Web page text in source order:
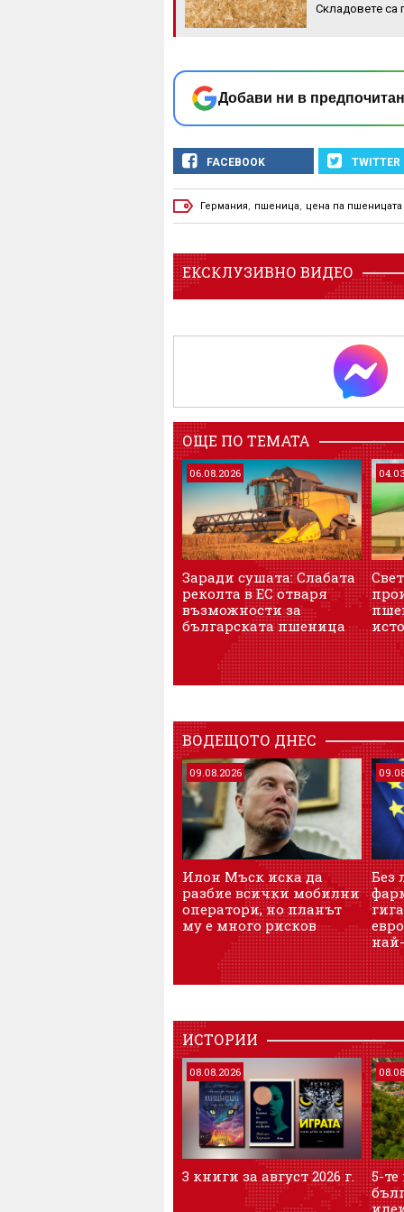
Складовете са
Добави ни в
FACEBOOK TWITTER
Германия, пшеница, цена па пшеницата
ЕКСКЛУЗИВНО ВИДЕО
ОЩЕ ПО ТЕМАТА
06.08.2026
Заради сушата: Слабата
реколта в ЕС отваря
възможности за
българската пшеница
ВОДЕЩОТО ДНЕС
09.08.2026
Илон Мъск иска да
разбие всички мобилни
оператори, но планът
му е много рисков
Без
ИСТОРИИ
08.08.2026
3 книги за август 2026 г.
5-